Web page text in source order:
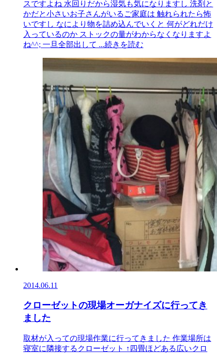
スですよね 水回りだから湿気も気になりますし 洗剤と
かだと小さいお子さんがいるご家庭は 触れられたら怖
いですし なにより物を詰め込んでいくと 何がどれだけ
入っているのか ストックの量がわからなくなりますよ
ね^^; 一旦全部出して ...続きを読む
2014.06.11
クローゼットの現場オーガナイズに行ってき
ました
取材が入っての現場作業に行ってきました 作業場所は
寝室に隣接するクローゼット ↑四畳ほどある広いクロ